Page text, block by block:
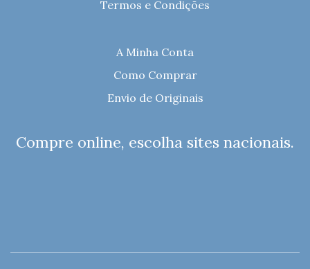
Termos e Condições
A Minha Conta
Como Comprar
Envio de Originais
Compre online, escolha sites nacionais.